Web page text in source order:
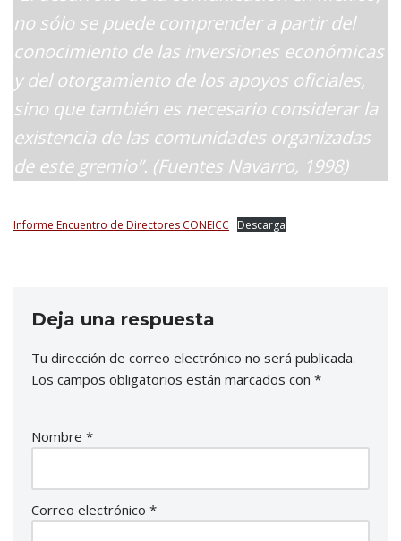
no sólo se puede comprender a partir del
conocimiento de las inversiones económicas
y del otorgamiento de los apoyos oficiales,
sino que también es necesario considerar la
existencia de las comunidades organizadas
de este gremio”. (Fuentes Navarro, 1998)
Informe Encuentro de Directores CONEICC Descarga
Deja una respuesta
Tu dirección de correo electrónico no será publicada.
Los campos obligatorios están marcados con *
Nombre *
Correo electrónico *